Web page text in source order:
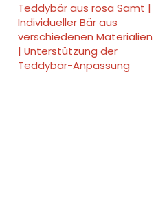
Teddybär aus rosa Samt |
Individueller Bär aus
verschiedenen Materialien
| Unterstützung der
Teddybär-Anpassung